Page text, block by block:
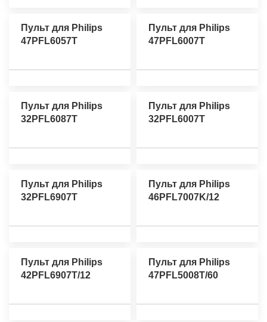
Пульт для Philips
47PFL6057T
Пульт для Philips
47PFL6007T
Пульт для Philips
32PFL6087T
Пульт для Philips
32PFL6007T
Пульт для Philips
32PFL6907T
Пульт для Philips
46PFL7007K/12
Пульт для Philips
42PFL6907T/12
Пульт для Philips
47PFL5008T/60